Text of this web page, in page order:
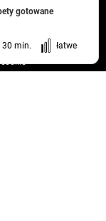
gotowane
30 min. łatwe